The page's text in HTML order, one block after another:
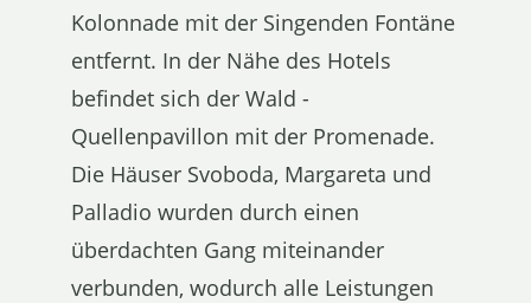
Kolonnade mit der Singenden Fontäne
entfernt. In der Nähe des Hotels
befindet sich der Wald -
Quellenpavillon mit der Promenade.
Die Häuser Svoboda, Margareta und
Palladio wurden durch einen
überdachten Gang miteinander
verbunden, wodurch alle Leistungen